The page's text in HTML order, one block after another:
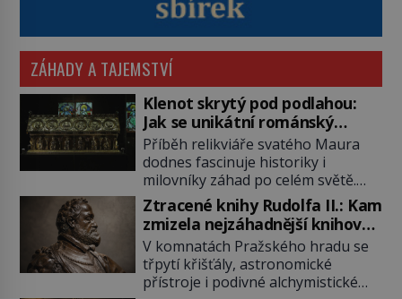
ZÁHADY A TAJEMSTVÍ
Klenot skrytý pod podlahou:
Jak se unikátní románský
poklad dostal do zapadlého
Bečova?
Příběh relikviáře svatého Maura
dodnes fascinuje historiky i
milovníky záhad po celém světě.
Tato románská zlatnická památka
ze 13. století je po českých
korunovačních klenotech druhým
nejcennějším movitým majetkem v
České republice. Přestože byl
klenot v roce 1985 po dramatickém
Ztracené knihy Rudolfa II.: Kam
zmizela nejzáhadnější knihovna
Evropy?
V komnatách Pražského hradu se
třpytí křišťály, astronomické
přístroje i podivné alchymistické